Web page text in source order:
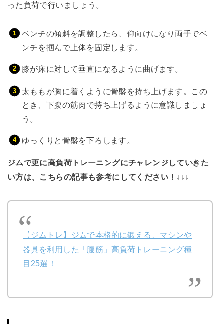
った負荷で行いましょう。
ベンチの傾斜を調整したら、仰向けになり両手でベ
ンチを掴んで上体を固定します。
膝が床に対して垂直になるように曲げます。
太ももが胸に着くように骨盤を持ち上げます。この
とき、下腹の筋肉で持ち上げるように意識しましょ
う。
ゆっくりと骨盤を下ろします。
ジムで更に高負荷トレーニングにチャレンジしていきた
い方は、こちらの記事も参考にしてください！↓↓↓
【ジムトレ】ジムで本格的に鍛える、マシンや
器具を利用した「腹筋」高負荷トレーニング種
目25選！